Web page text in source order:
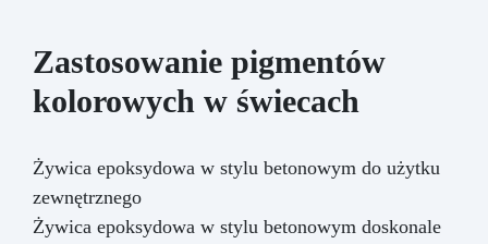
Zastosowanie pigmentów
kolorowych w świecach
Żywica epoksydowa w stylu betonowym do użytku
zewnętrznego
Żywica epoksydowa w stylu betonowym doskonale